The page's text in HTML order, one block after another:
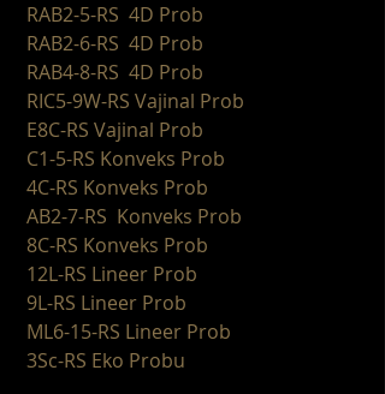
RAB2-5-RS  4D Prob
RAB2-6-RS  4D Prob
RAB4-8-RS  4D Prob
RIC5-9W-RS Vajinal Prob
E8C-RS Vajinal Prob
C1-5-RS Konveks Prob
4C-RS Konveks Prob
AB2-7-RS  Konveks Prob
8C-RS Konveks Prob
12L-RS Lineer Prob
9L-RS Lineer Prob
ML6-15-RS Lineer Prob
3Sc-RS Eko Probu